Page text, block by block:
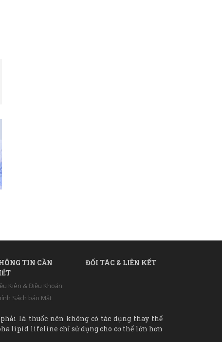
TIN CẦN
Kiên & Điều Khoản
Sách bảo Mật
ĐỐI TÁC & LIÊN KẾT
là thuốc nên không có tác dụng thay thế
lipid lifeline chỉ sử dụng cho cơ thể lớn hơn